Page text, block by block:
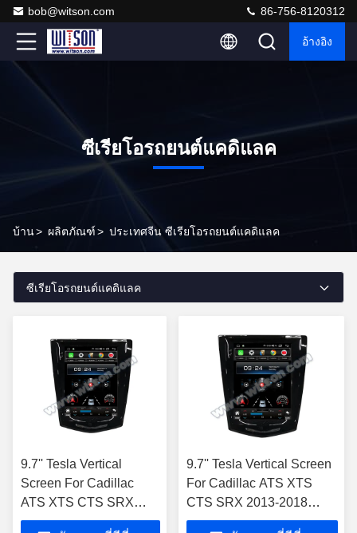
bob@witson.com 86-756-8120312
อ้างอิง
ซีเรียโอรถยนต์แคดิแลค
บ้าน> ผลิตภัณฑ์> ประเทศจีน ซีเรียโอรถยนต์แคดิแลค
ซีเรียโอรถยนต์แคดิแลค
9.7'' Tesla Vertical
Screen For Cadillac
ATS XTS CTS SRX
2013-2018 เครื่องเล่น
9.7'' Tesla Vertical Screen
For Cadillac ATS XTS
CTS SRX 2013-2018
เครื่องเล่นมัลติมีเดียรถยนต์